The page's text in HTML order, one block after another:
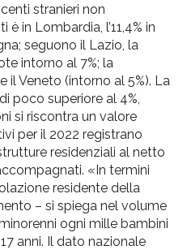
stranieri non
in Lombardia, l’11,4% in
seguono il Lazio, la
intorno al 7%; la
il Veneto (intorno al 5%). La
poco superiore al 4%,
si riscontra un valore
per il 2022 registrano
residenziali al netto
«In termini
residente della
– si spiega nel volume
ogni mille bambini
anni. Il dato nazionale